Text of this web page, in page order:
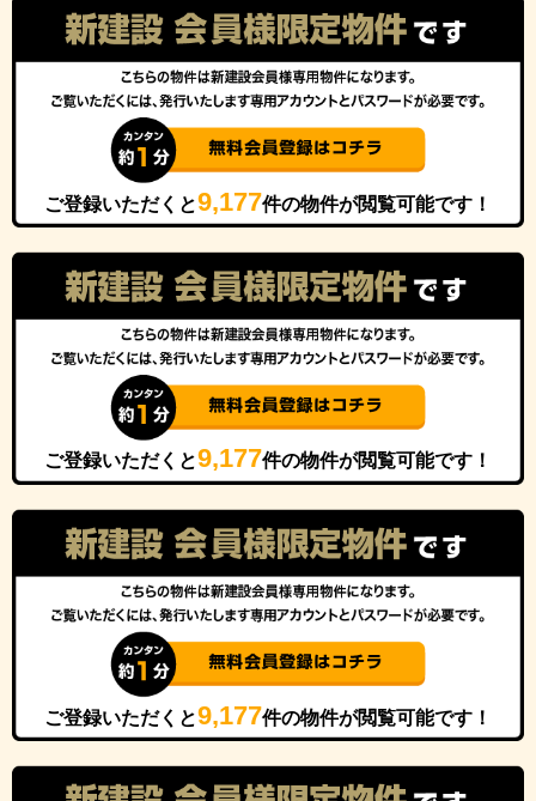
ご登録いただくと9,177件の物件が閲覧可能です！
ご登録いただくと9,177件の物件が閲覧可能です！
ご登録いただくと9,177件の物件が閲覧可能です！